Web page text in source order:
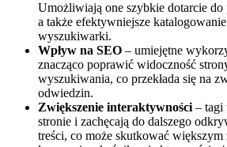
Umożliwiają one szybkie dotarcie do
a także efektywniejsze
wyszukiwarki.
Wpływ na SEO – umiejętne
znacząco poprawić widoczność
wyszukiwania, co przekłada się na
odwiedzin.
Zwiększenie interaktywności – tagi
stronie i zachęcają do dalszego
treści, co może skutkować większym